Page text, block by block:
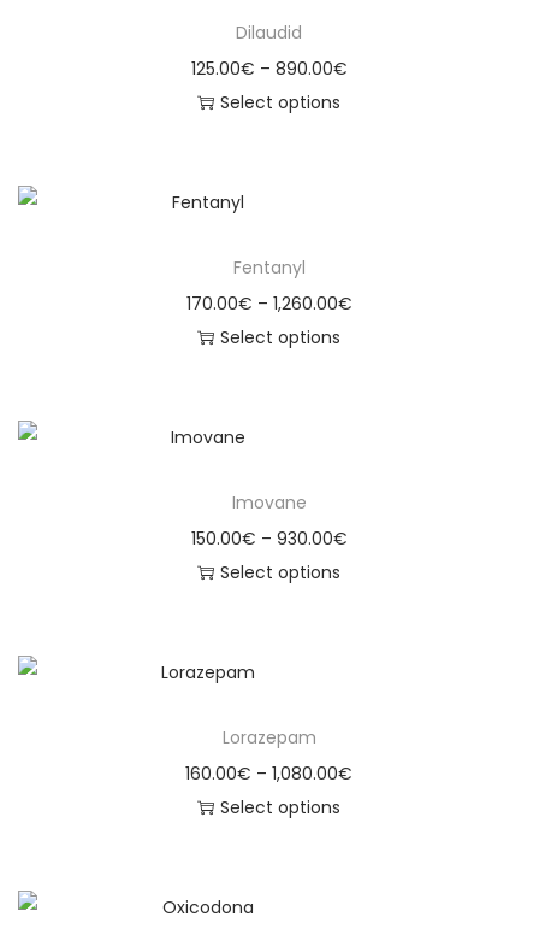
Dilaudid
125.00€ – 890.00€
Select options
Fentanyl
170.00€ – 1,260.00€
Select options
Imovane
150.00€ – 930.00€
Select options
Lorazepam
160.00€ – 1,080.00€
Select options